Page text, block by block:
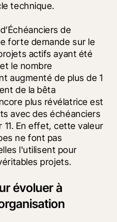
technique.
de
forte demande sur le
actifs ayant été
le nombre
augmenté de plus de 1
de la bêta
plus révélatrice est
avec des échéanciers
En effet, cette valeur
ne font pas
l'utilisent pour
projets.
évoluer à